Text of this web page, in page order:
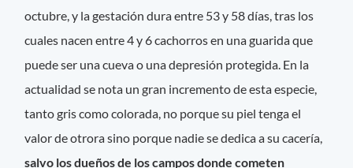
octubre, y la gestación dura entre 53 y 58 días, tras los
cuales nacen entre 4 y 6 cachorros en una guarida que
puede ser una cueva o una depresión protegida. En la
actualidad se nota un gran incremento de esta especie,
tanto gris como colorada, no porque su piel tenga el
valor de otrora sino porque nadie se dedica a su cacería,
salvo los dueños de los campos donde cometen